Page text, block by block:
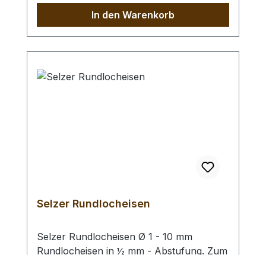
eine Beschädigung des Werkzeugs
auszuschliessen, siehe Zubehör.
In den Warenkorb
Selzer Rundlocheisen
Selzer Rundlocheisen Ø 1 - 10 mm
Rundlocheisen in ½ mm - Abstufung. Zum